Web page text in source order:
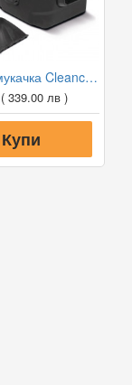
Прахосмукачка Cleancraft flexCAT 18B
( 339.00 лв )
Купи